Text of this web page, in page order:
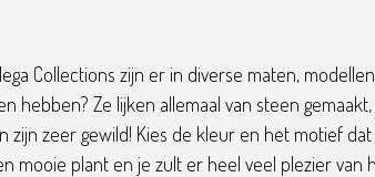
Collections zijn er in diverse maten,
hebben? Ze lijken allemaal van steen gemaakt,
zijn zeer gewild! Kies de kleur en het motief dat
mooie plant en je zult er heel veel plezier van